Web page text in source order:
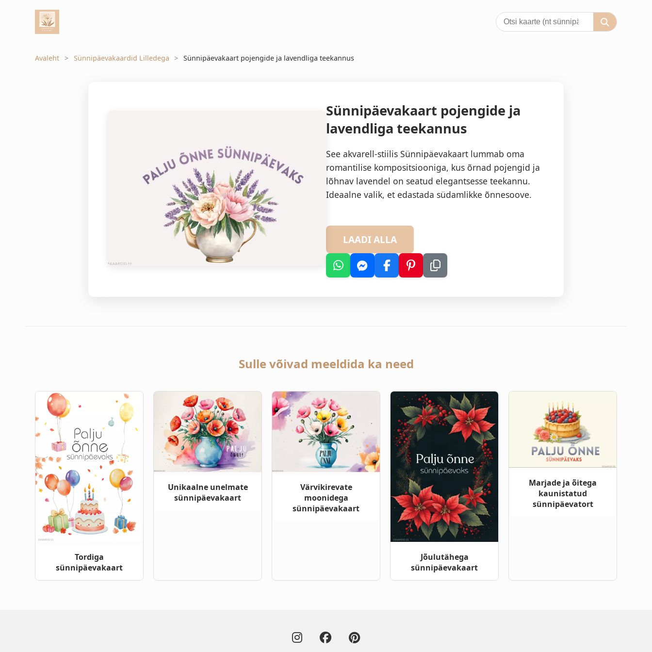
Avaleht Sünnipäevakaardid Lilledega Sünnipäevakaart pojengide ja lavendliga teekannus
Sünnipäevakaart pojengide ja
lavendliga teekannus
See akvarell-stiilis Sünnipäevakaart lummab oma
romantilise kompositsiooniga, kus õrnad pojengid ja
lõhnav lavendel on seatud elegantsesse teekannu.
Ideaalne valik, et edastada südamlikke õnnesoove.
LAADI ALLA
Sulle võivad meeldida ka need
Tordiga
sünnipäevakaart
Unikaalne unelmate
sünnipäevakaart
Värvikirevate
moonidega
sünnipäevakaart
Jõulutähega
sünnipäevakaart
Marjade ja õitega
kaunistatud
sünnipäevatort